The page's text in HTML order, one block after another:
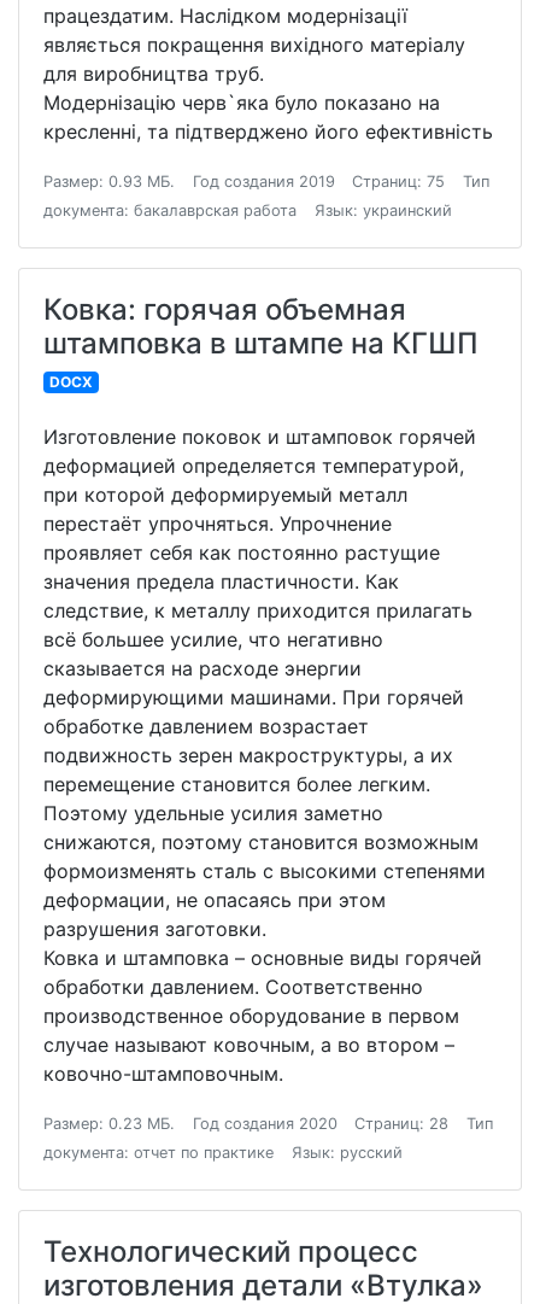
працездатим. Наслідком модернізації
являється покращення вихідного матеріалу
для виробництва труб.
Модернізацію черв`яка було показано на
кресленні, та підтверджено його ефективність
Размер: 0.93 МБ. Год создания 2019 Страниц: 75
Тип
документа: бакалаврская работа
Язык: украинский
Ковка: горячая объемная
штамповка в штампе на КГШП
DOCX
Изготовление поковок и штамповок горячей
деформацией определяется температурой,
при которой деформируемый металл
перестаёт упрочняться. Упрочнение
проявляет себя как постоянно растущие
значения предела пластичности. Как
следствие, к металлу приходится прилагать
всё большее усилие, что негативно
сказывается на расходе энергии
деформирующими машинами. При горячей
обработке давлением возрастает
подвижность зерен макроструктуры, а их
перемещение становится более легким.
Поэтому удельные усилия заметно
снижаются, поэтому становится возможным
формоизменять сталь с высокими степенями
деформации, не опасаясь при этом
разрушения заготовки.
Ковка и штамповка – основные виды горячей
обработки давлением. Соответственно
производственное оборудование в первом
случае называют ковочным, а во втором –
ковочно-штамповочным.
Размер: 0.23 МБ. Год создания 2020 Страниц: 28
Тип
документа: отчет по практике
Язык: русский
Технологический процесс
изготовления детали «Втулка»